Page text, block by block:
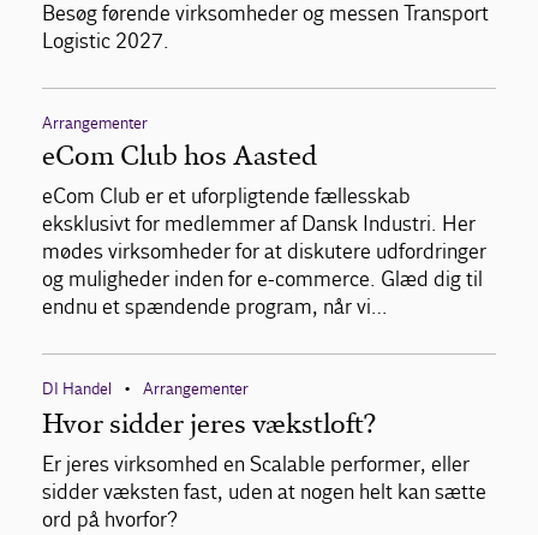
Besøg førende virksomheder og messen Transport
Logistic 2027.
Arrangementer
eCom Club hos Aasted
eCom Club er et uforpligtende fællesskab
eksklusivt for medlemmer af Dansk Industri. Her
mødes virksomheder for at diskutere udfordringer
og muligheder inden for e-commerce. Glæd dig til
endnu et spændende program, når vi…
DI Handel • Arrangementer
Hvor sidder jeres vækstloft?
Er jeres virksomhed en Scalable performer, eller
sidder væksten fast, uden at nogen helt kan sætte
ord på hvorfor?